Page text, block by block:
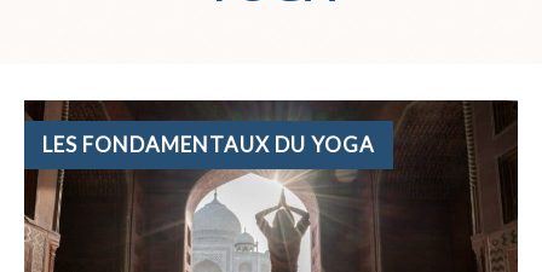
CATÉGORIES
LES FONDAMENTAUX DU YOGA